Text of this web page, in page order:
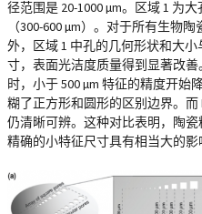
径范围是 20-1000 µm。区域 1 为
（300-600 µm）。对于所有生物
外，区域 1 中孔的几何形状和大
寸，表面光洁度质量得到显著改善
时，小于 500 µm 特征的精度开始
糊了正方形和圆形的区别边界。而
仍清晰可辨。这种对比表明，陶
精确的小特征尺寸具有相当大的影